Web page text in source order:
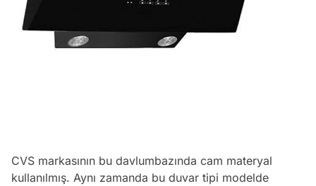
CVS markasının bu davlumbazında cam materyal
kullanılmış. Aynı zamanda bu duvar tipi modelde